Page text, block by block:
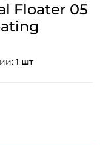
Floater 05
1 шт